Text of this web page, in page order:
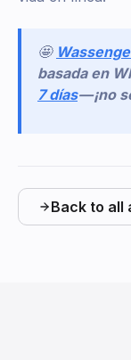
🤩
basada en
7 días— ¡no
Back to all